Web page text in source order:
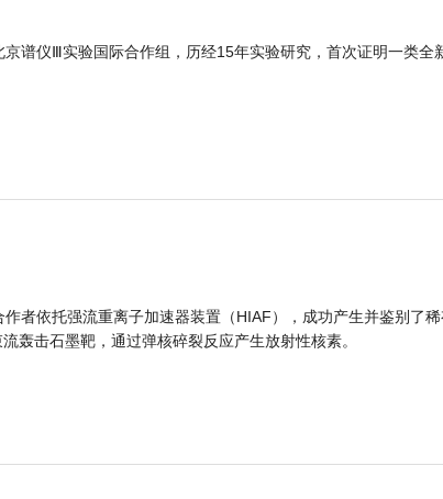
谱仪Ⅲ实验国际合作组，历经15年实验研究，首次证明一类全
者依托强流重离子加速器装置（HIAF），成功产生并鉴别了
轰击石墨靶，通过弹核碎裂反应产生放射性核素。